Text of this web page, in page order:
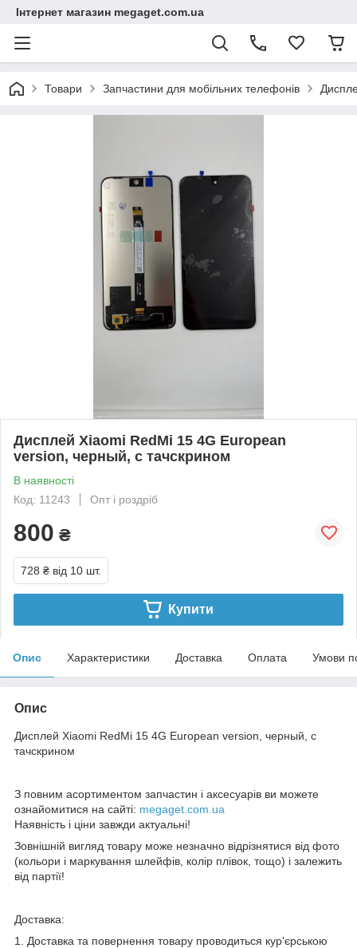
Інтернет магазин megaget.com.ua
Товари Запчастини для мобільних телефонів
Дисплей Xiaomi RedMi 15 4G European
version, черный, с тачскрином
В наявності
Код: 11243
Опт і роздріб
800 ₴
728 ₴ від 10 шт.
Купити
Опис Характеристики Доставка Оплата Умови
Опис
Дисплей Xiaomi RedMi 15 4G European version, черный, с
тачскрином
З повним асортиментом запчастин і аксесуарів ви можете
ознайомитися на сайті: megaget.com.ua
Наявність і ціни завжди актуальні!
Зовнішній вигляд товару може незначно відрізнятися від фото
(кольори і маркування шлейфів, колір плівок, тощо) і залежить
від партії!
Доставка:
1. Доставка та повернення товару проводиться кур'єрською